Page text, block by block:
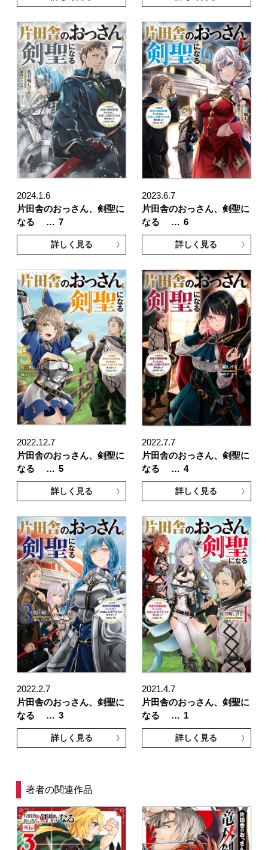
2024.1.6
片田舎のおっさん、剣聖に
なる … 7
詳しく見る
2023.6.7
片田舎のおっさん、剣聖に
なる … 6
詳しく見る
2022.12.7
片田舎のおっさん、剣聖に
なる … 5
詳しく見る
2022.7.7
片田舎のおっさん、剣聖に
なる … 4
詳しく見る
2022.2.7
片田舎のおっさん、剣聖に
なる … 3
詳しく見る
2021.4.7
片田舎のおっさん、剣聖に
なる … 1
詳しく見る
著者の関連作品